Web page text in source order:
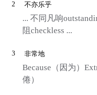
2 不亦乐乎
... 不同凡响
阻checkless ...
3 非常地
Because（因为）
倦）